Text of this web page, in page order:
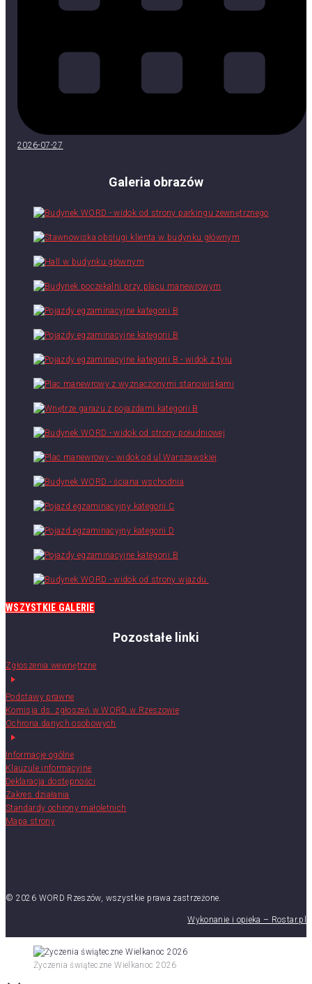
2026-07-27
Galeria obrazów
WSZYSTKIE GALERIE
Pozostałe linki
Zgłoszenia wewnętrzne
Podstawy prawne
Komisja ds. zgłoszeń w WORD w Rzeszowie
Ochrona danych osobowych
Informacje ogólne
Klauzule informacyjne
Deklaracja dostępności
Zakres działania
Standardy ochrony małoletnich
Mapa strony
© 2026 WORD Rzeszów, wszystkie prawa zastrzeżone.
Wykonanie i opieka – Rostar.pl
Życzenia świąteczne Wielkanoc 2026